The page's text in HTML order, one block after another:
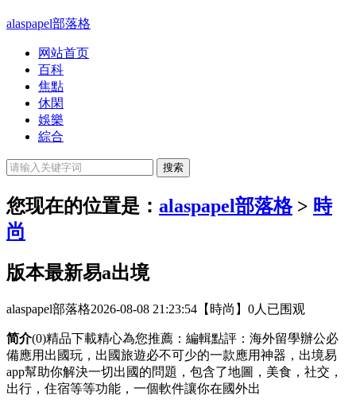
alaspapel部落格
网站首页
百科
焦點
休閑
娛樂
綜合
您现在的位置是： alaspapel部落格> 時
尚
版本最新易a出境
alaspapel部落格2026-08-08 21:23:54 【時尚】 0人已围观
简介(0)精品下載精心為您推薦：編輯點評：海外留學辦公必
備應用出國玩，出國旅遊必不可少的一款應用神器，出境易
app幫助你解決一切出國的問題，包含了地圖，美食，社交，
出行，住宿等等功能，一個軟件讓你在國外出